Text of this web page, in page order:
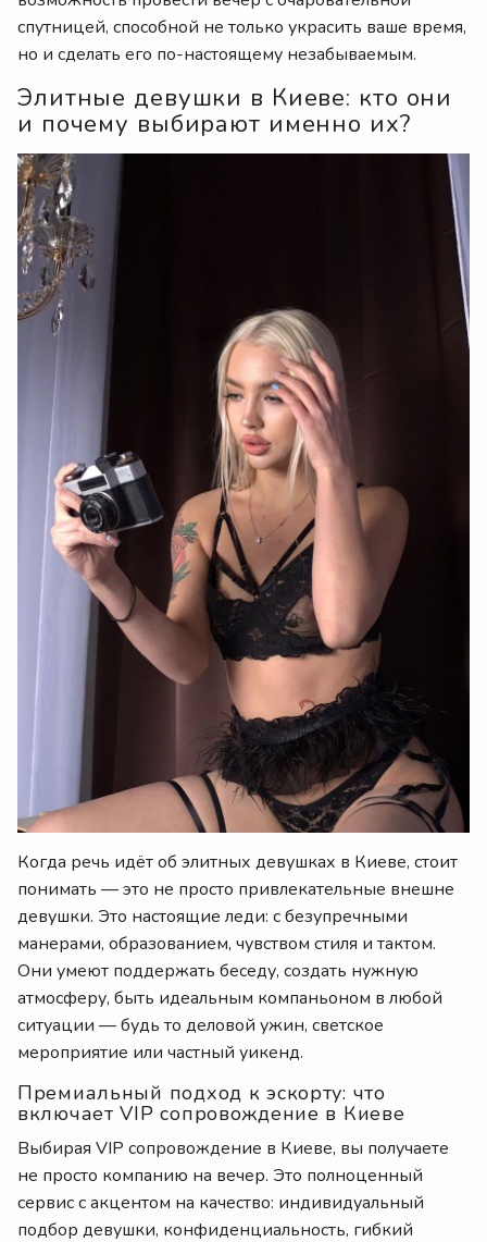
спутницей, способной не только украсить ваше время,
но и сделать его по-настоящему незабываемым.
Элитные девушки в Киеве: кто они
и почему выбирают именно их?
Когда речь идёт об элитных девушках в Киеве, стоит
понимать — это не просто привлекательные внешне
девушки. Это настоящие леди: с безупречными
манерами, образованием, чувством стиля и тактом.
Они умеют поддержать беседу, создать нужную
атмосферу, быть идеальным компаньоном в любой
ситуации — будь то деловой ужин, светское
мероприятие или частный уикенд.
Премиальный подход к эскорту: что
включает VIP сопровождение в Киеве
Выбирая VIP сопровождение в Киеве, вы получаете
не просто компанию на вечер. Это полноценный
сервис с акцентом на качество: индивидуальный
подбор девушки, конфиденциальность, гибкий